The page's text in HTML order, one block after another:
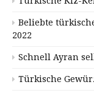
Beliebte
2022
Schnell Ayran
Türkische